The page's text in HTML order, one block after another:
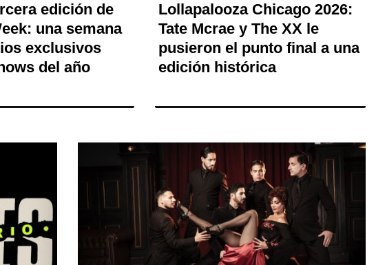
edición de
una semana
exclusivos
del año
Lollapalooza Chicago 2026:
Tate Mcrae y The XX le
pusieron el punto final a una
edición histórica